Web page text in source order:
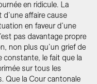
en ridicule. La
affaire cause
en faveur d’une
pas davantage propre
non plus qu’un grief de
constante, le fait que la
sur tous les
Que la Cour cantonale